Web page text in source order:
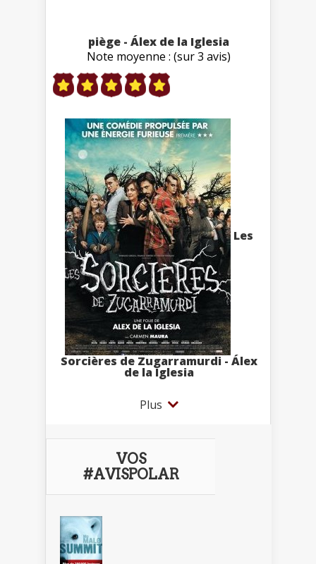
piège - Álex de la Iglesia
Note moyenne : (sur 3 avis)
Les
Sorcières de Zugarramurdi - Álex
de la Iglesia
Plus
VOS
#AVISPOLAR